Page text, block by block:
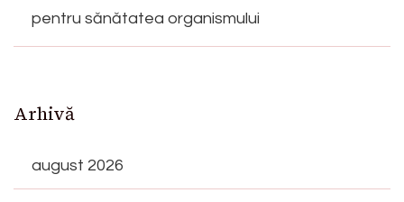
pentru sănătatea organismului
Arhivă
august 2026